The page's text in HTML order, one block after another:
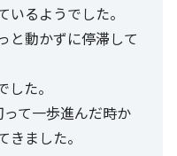
るようでした。
と動かずに停滞して
た。
て一歩進んだ時か
ました。